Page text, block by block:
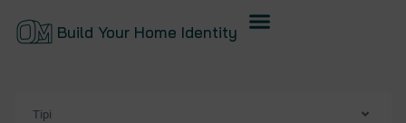
Build Your Home Identity
Tipi